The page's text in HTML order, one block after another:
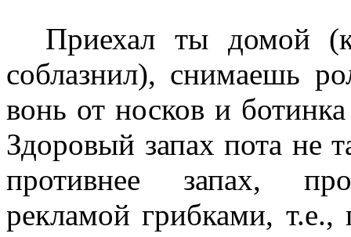
Приехал ты домой (к
соблазнил), снимаешь
вонь от носков и
Здоровый запах пота не
противнее запах,
рекламой грибками,